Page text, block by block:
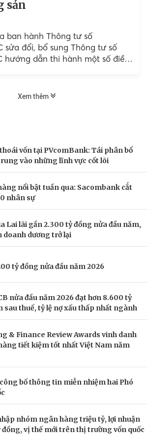
sản
ban hành Thông tư số
sửa đổi, bổ sung Thông tư số
hướng dẫn thi hành một số điều
Xem thêm
vốn tại PVcomBank: Tái phân bổ
vào những lĩnh vực cốt lõi
nổi bật tuần qua: Sacombank cắt
nhân sự
Lai lãi gần 2.300 tỷ đồng nửa đầu năm,
doanh dương trở lại
tỷ đồng nửa đầu năm 2026
nửa đầu năm 2026 đạt hơn 8.600 tỷ
sau thuế, tỷ lệ nợ xấu thấp nhất ngành
& Finance Review Awards vinh danh
tiết kiệm tốt nhất Việt Nam năm
công bố thông tin miễn nhiệm hai Phó
nhóm ngân hàng triệu tỷ, lợi nhuận
đồng, vị thế mới trên thị trường vốn quốc